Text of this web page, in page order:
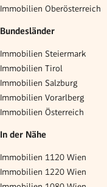
Immobilien Oberösterreich
Bundesländer
Immobilien Steiermark
Immobilien Tirol
Immobilien Salzburg
Immobilien Vorarlberg
Immobilien Österreich
In der Nähe
Immobilien 1120 Wien
Immobilien 1220 Wien